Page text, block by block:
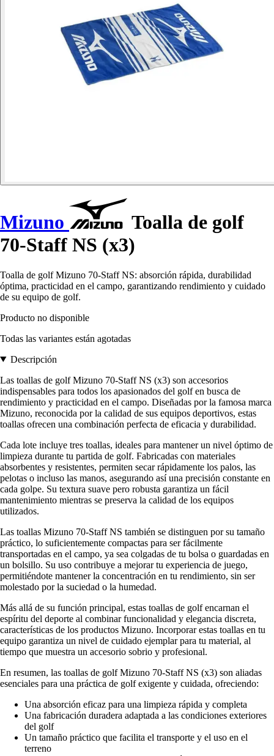
Mizuno
Toalla de golf
70-Staff NS (x3)
Toalla de golf Mizuno 70-Staff NS: absorción rápida, durabilidad
óptima, practicidad en el campo, garantizando rendimiento y cuidado
de su equipo de golf.
Producto no disponible
Todas las variantes están agotadas
Descripción
Las toallas de golf Mizuno 70-Staff NS (x3) son accesorios
indispensables para todos los apasionados del golf en busca de
rendimiento y practicidad en el campo. Diseñadas por la famosa marca
Mizuno, reconocida por la calidad de sus equipos deportivos, estas
toallas ofrecen una combinación perfecta de eficacia y durabilidad.
Cada lote incluye tres toallas, ideales para mantener un nivel óptimo de
limpieza durante tu partida de golf. Fabricadas con materiales
absorbentes y resistentes, permiten secar rápidamente los palos, las
pelotas o incluso las manos, asegurando así una precisión constante en
cada golpe. Su textura suave pero robusta garantiza un fácil
mantenimiento mientras se preserva la calidad de los equipos
utilizados.
Las toallas Mizuno 70-Staff NS también se distinguen por su tamaño
práctico, lo suficientemente compactas para ser fácilmente
transportadas en el campo, ya sea colgadas de tu bolsa o guardadas en
un bolsillo. Su uso contribuye a mejorar tu experiencia de juego,
permitiéndote mantener la concentración en tu rendimiento, sin ser
molestado por la suciedad o la humedad.
Más allá de su función principal, estas toallas de golf encarnan el
espíritu del deporte al combinar funcionalidad y elegancia discreta,
características de los productos Mizuno. Incorporar estas toallas en tu
equipo garantiza un nivel de cuidado ejemplar para tu material, al
tiempo que muestra un accesorio sobrio y profesional.
En resumen, las toallas de golf Mizuno 70-Staff NS (x3) son aliadas
esenciales para una práctica de golf exigente y cuidada, ofreciendo:
Una absorción eficaz para una limpieza rápida y completa
Una fabricación duradera adaptada a las condiciones exteriores
del golf
Un tamaño práctico que facilita el transporte y el uso en el
terreno